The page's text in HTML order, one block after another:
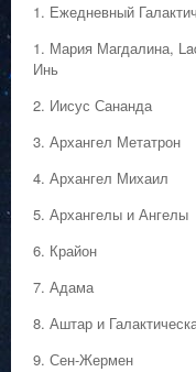
1. Ежедневный
1. Мария Магдалина,
Инь
2. Иисус Сананда
3. Архангел Метатрон
4. Архангел Михаил
5. Архангелы и Ангелы
6. Крайон
7. Адама
8. Аштар и
9. Сен-Жермен